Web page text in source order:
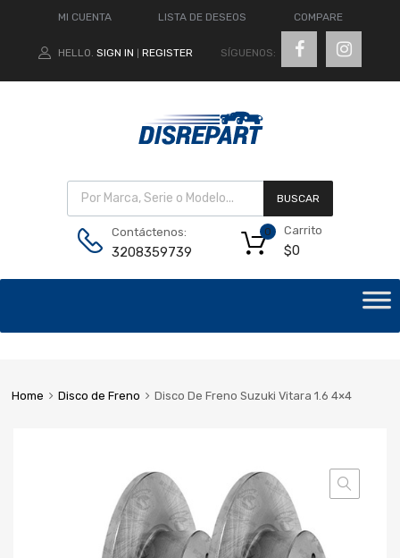
MI CUENTA LISTA DE DESEOS COMPARE
HELLO. SIGN IN REGISTER SÍGUENOS:
BUSCAR
Contáctenos:
3208359739
Carrito
$0
0
Home Disco de Freno Disco De Freno Suzuki Vitara 1.6 4×4